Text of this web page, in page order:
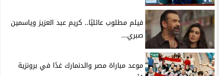
فيلم مطلوب عائليًا.. كريم عبد العزيز وياسمين
صبري...
موعد مباراة مصر والدنمارك غدًا في برونزية